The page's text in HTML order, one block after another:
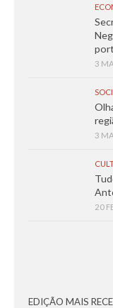
3
3
20
EDIÇÃO MAIS